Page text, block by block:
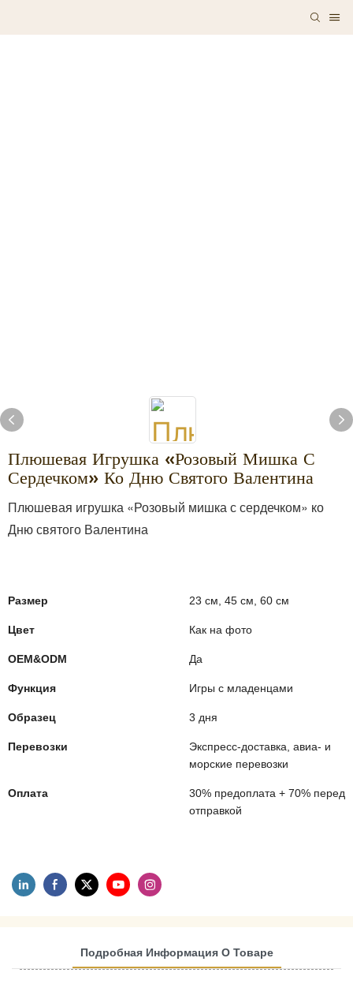
Плюшевая Игрушка «Розовый Мишка С
Сердечком» Ко Дню Святого Валентина
Плюшевая игрушка «Розовый мишка с сердечком» ко
Дню святого Валентина
Размер 23 см, 45 см, 60 см
Цвет Как на фото
OEM&ODM Да
Функция Игры с младенцами
Образец 3 дня
Перевозки
Экспресс-доставка, авиа- и
морские перевозки
Оплата
30% предоплата + 70% перед
отправкой
Подробная Информация О Товаре